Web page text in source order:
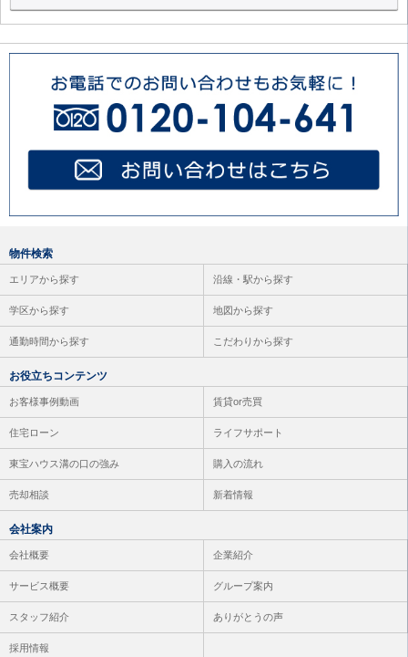
川崎市 麻生区（12件）
横須賀市（1件）
鎌倉市（1件）
大和市（2件）
海老名市（1件）
座間市（1件）
物件検索
エリアから探す 沿線・駅から探す
学区から探す 地図から探す
通勤時間から探す こだわりから探す
お役立ちコンテンツ
お客様事例動画 賃貸or売買
住宅ローン ライフサポート
東宝ハウス溝の口の強み 購入の流れ
売却相談 新着情報
会社案内
会社概要 企業紹介
サービス概要 グループ案内
スタッフ紹介 ありがとうの声
採用情報